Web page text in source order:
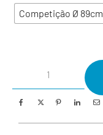
Competição Ø 89cm